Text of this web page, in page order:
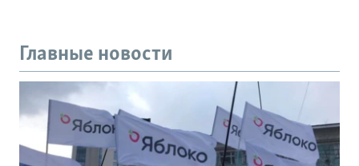
Главные новости